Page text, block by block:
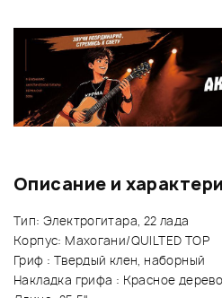
Описание и
Тип: Электрогитара, 22 лада
Корпус: Махогани/QUILTED TOP
Гриф : Твердый клен, наборный
Накладка грифа : Красное дерево